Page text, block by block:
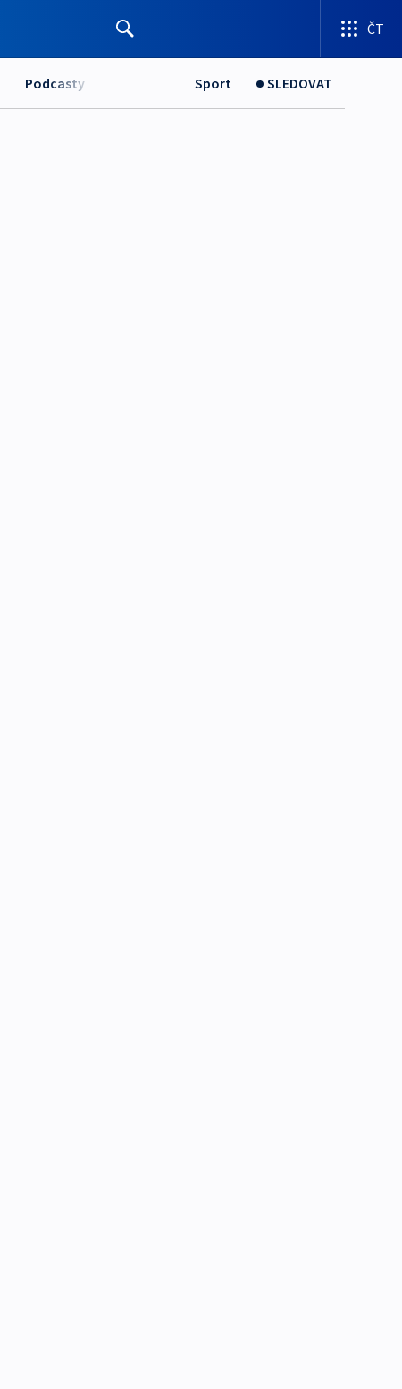
ČT
Podcasty Sport SLEDOVAT